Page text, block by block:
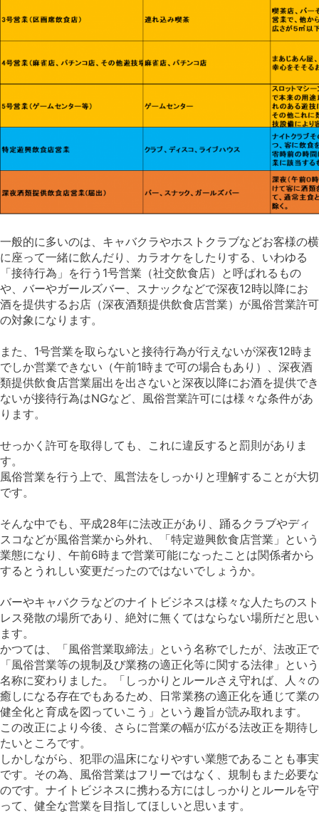
一般的に多いのは、キャバクラやホストクラブなどお客様の横
に座って一緒に飲んだり、カラオケをしたりする、いわゆる
「接待行為」を行う1号営業（社交飲食店）と呼ばれるもの
や、バーやガールズバー、スナックなどで深夜12時以降にお
酒を提供するお店（深夜酒類提供飲食店営業）が風俗営業許可
の対象になります。
また、1号営業を取らないと接待行為が行えないが深夜12時ま
でしか営業できない（午前1時まで可の場合もあり）、深夜酒
類提供飲食店営業届出を出さないと深夜以降にお酒を提供でき
ないが接待行為はNGなど、風俗営業許可には様々な条件があ
ります。
せっかく許可を取得しても、これに違反すると罰則がありま
す。
風俗営業を行う上で、風営法をしっかりと理解することが大切
です。
そんな中でも、平成28年に法改正があり、踊るクラブやディ
スコなどが風俗営業から外れ、
「特定遊興飲食店営業」 という
業態になり、午前6時まで営業可能になったことは関係者から
するとうれしい変更だったのではないでしょうか。
バーやキャバクラなどのナイトビジネスは様々な人たちのスト
レス発散の場所であり、絶対に無くてはならない場所だと思い
ます。
かつては、「風俗営業取締法」という名称でしたが、法改正で
「風俗営業等の規制及び業務の適正化等に関する法律」という
名称に変わりました。「しっかりとルールさえ守れば、人々の
癒しになる存在でもあるため、日常業務の適正化を通じて業の
健全化と育成を図っていこう」という趣旨が読み取れます。
この改正により今後、さらに営業の幅が広がる法改正を期待し
たいところです。
しかしながら、犯罪の温床になりやすい業態であることも事実
です。その為、風俗営業はフリーではなく、規制もまた必要な
のです。ナイトビジネスに携わる方にはしっかりとルールを守
って、健全な営業を目指してほしいと思います。